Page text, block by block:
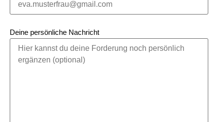
Deine persönliche Nachricht